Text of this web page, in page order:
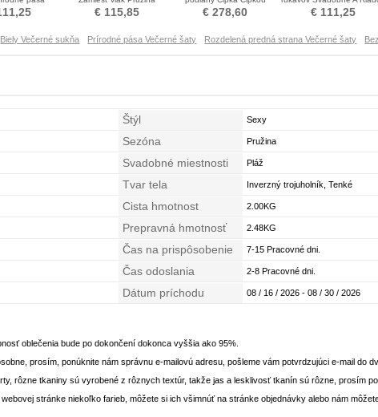
Večerné šaty
Skladaný živôtik Večerné
šaty
€ 115,85
Overlay Večerné šaty
€ 278,60
Večerné šaty
€ 111,25
Biely Večerné sukňa Prírodné pása Večerné šaty Rozdelená predná strana Večerné šaty
Štýl Sexy
Sezóna Pružina
Svadobné miestnosti Pláž
Tvar tela Inverzný trojuholník, Tenké
Cista hmotnost 2.00KG
Prepravná hmotnosť 2.48KG
Čas na prispôsobenie 7-15 Pracovné dni.
Čas odoslania 2-8 Pracovné dni.
Dátum príchodu 08 / 16 / 2026 - 08 / 30 / 2026
oblečenia bude po dokončení dokonca vyššia ako 95%.
prosím, ponúknite nám správnu e-mailovú adresu, pošleme vám potvrdzujúci e-mail do
rôzne tkaniny sú vyrobené z rôznych textúr, takže jas a lesklivosť tkanín sú rôzne, prosím
stránke niekoľko farieb, môžete si ich všimnúť na stránke objednávky alebo nám